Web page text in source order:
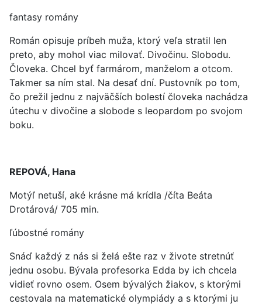
fantasy romány
Román opisuje príbeh muža, ktorý veľa stratil len
preto, aby mohol viac milovať. Divočinu. Slobodu.
Človeka. Chcel byť farmárom, manželom a otcom.
Takmer sa ním stal. Na desať dní. Pustovník po tom,
čo prežil jednu z najväčších bolestí človeka nachádza
útechu v divočine a slobode s leopardom po svojom
boku.
REPOVÁ, Hana
Motýľ netuší, aké krásne má krídla /číta Beáta
Drotárová/ 705 min.
ľúbostné romány
Snáď každý z nás si želá ešte raz v živote stretnúť
jednu osobu. Bývala profesorka Edda by ich chcela
vidieť rovno osem. Osem bývalých žiakov, s ktorými
cestovala na matematické olympiády a s ktorými ju